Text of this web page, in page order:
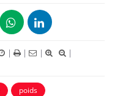
| | |
|
poids